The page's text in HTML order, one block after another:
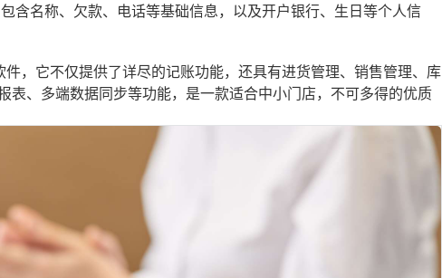
含名称、欠款、电话等基础信息，以及开户银行、生日等个人信
，它不仅提供了详尽的记账功能，还具有进货管理、销售管理、库
表、多端数据同步等功能，是一款适合中小门店，不可多得的优质